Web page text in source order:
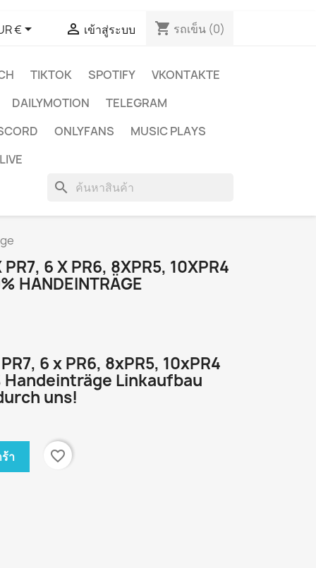
€  เข้าสู่ระบบ shopping_cart รถเข็น (0)
TIKTOK SPOTIFY
VKONTAKTE
DAILYMOTION
TELEGRAM
ONLYFANS
MUSIC PLAYS
search
6 X PR6, 8XPR5, 10XPR4
HANDEINTRÄGE
6 x PR6, 8xPR5, 10xPR4
Handeinträge Linkaufbau
uns!
า
favorite_border